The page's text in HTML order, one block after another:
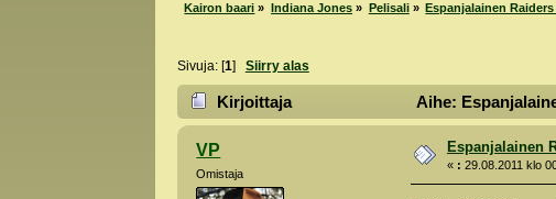
Kairon baari » Indiana Jones » Pelisali» Espanjalainen
Sivuja: [1] Siirry alas
Kirjoittaja Aihe:
VP
Omistaja
Espanjalainen
« : 29.08.2011 klo